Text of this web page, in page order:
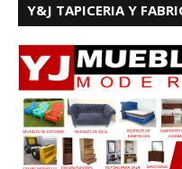
Y&J TAPICERIA Y